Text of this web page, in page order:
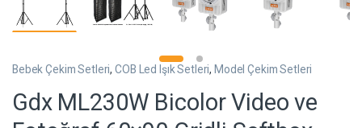
Bebek Çekim Setleri,COB Led Işık Setleri,Model Çekim Setleri
Gdx ML230W Bicolor Video ve